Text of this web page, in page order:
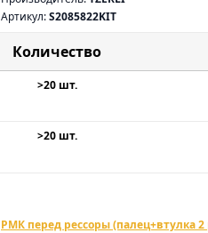
Артикул:S2085822KIT
>20 шт.
>20 шт.
РМК перед рессоры (палец+втулка